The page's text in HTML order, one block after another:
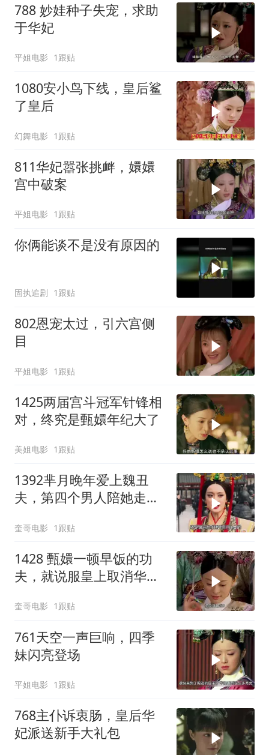
788 妙娃种子失宠，求助
于华妃
平姐电影 1跟贴
1080安小鸟下线，皇后鲨
了皇后
幻舞电影 1跟贴
811华妃嚣张挑衅，嬛嬛
宫中破案
平姐电影 1跟贴
你俩能谈不是没有原因的
固执追剧 1跟贴
802恩宠太过，引六宫侧
目
平姐电影 1跟贴
1425两届宫斗冠军针锋相
对，终究是甄嬛年纪大了
美姐电影 1跟贴
1392芈月晚年爱上魏丑
夫，第四个男人陪她走完
局！
奎哥电影 1跟贴
1428 甄嬛一顿早饭的功
夫，就说服皇上取消华妃
奎哥电影 1跟贴
761天空一声巨响，四季
妹闪亮登场
平姐电影 1跟贴
768主仆诉衷肠，皇后华
妃派送新手大礼包